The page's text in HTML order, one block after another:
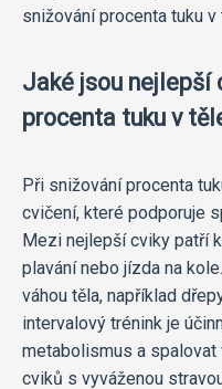
snižování procenta tuku v
Jaké jsou nejlepší
procenta tuku v
Při snižování procenta
cvičení, které podporuje
Mezi nejlepší cviky patří
plavání nebo jízda na
váhou těla, například
intervalový trénink je
metabolismus a spalovat
cviků s vyváženou